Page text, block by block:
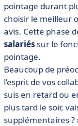
pointage durant
choisir le meilleur
avis. Cette phase
salariés sur le
pointage.
Beaucoup de
l’esprit de vos
suis en retard ou
plus tard le soir,
supplémentaires ?